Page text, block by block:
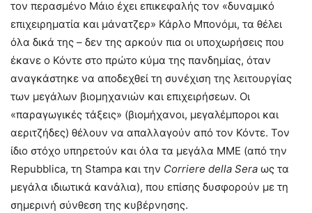
τον περασμένο Μάιο έχει επικεφαλής τον «δυναμικό
επιχειρηματία και μάνατζερ» Κάρλο Μπονόμι, τα θέλει
όλα δικά της – δεν της αρκούν πια οι υποχωρήσεις που
έκανε ο Κόντε στο πρώτο κύμα της πανδημίας, όταν
αναγκάστηκε να αποδεχθεί τη συνέχιση της λειτουργίας
των μεγάλων βιομηχανιών και επιχειρήσεων. Οι
«παραγωγικές τάξεις» (βιομήχανοι, μεγαλέμποροι και
αεριτζήδες) θέλουν να απαλλαγούν από τον Κόντε. Τον
ίδιο στόχο υπηρετούν και όλα τα μεγάλα ΜΜΕ (από την
Repubblica, τη Stampa και την Corriere della Sera ως τα
μεγάλα ιδιωτικά κανάλια), που επίσης δυσφορούν με τη
σημερινή σύνθεση της κυβέρνησης.